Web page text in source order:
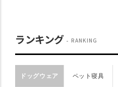
ランキング RANKING
ドッグウェア ペット寝具